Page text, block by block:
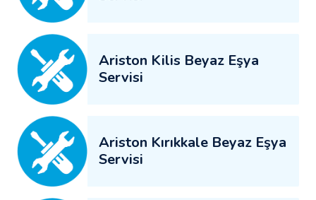
Ariston Kilis Beyaz Eşya
Servisi
Ariston Kırıkkale Beyaz Eşya
Servisi